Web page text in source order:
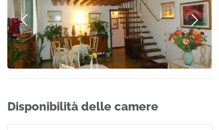
Disponibilità delle camere